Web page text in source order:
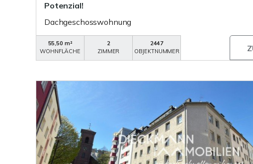
Potenzial!
Dachgeschosswohnung
55,50 m²
WOHNFLÄCHE
2
ZIMMER
2447
OBJEKTNUMMER